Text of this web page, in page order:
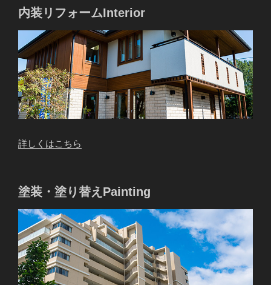
内装リフォームInterior
詳しくはこちら
塗装・塗り替えPainting